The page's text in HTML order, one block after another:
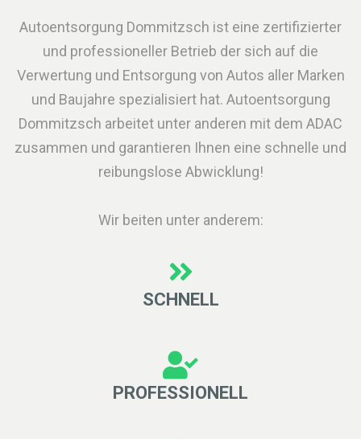
Autoentsorgung Dommitzsch ist eine zertifizierter
und professioneller Betrieb der sich auf die
Verwertung und Entsorgung von Autos aller Marken
und Baujahre spezialisiert hat. Autoentsorgung
Dommitzsch arbeitet unter anderen mit dem ADAC
zusammen und garantieren Ihnen eine schnelle und
reibungslose Abwicklung!
Wir beiten unter anderem:
SCHNELL
PROFESSIONELL